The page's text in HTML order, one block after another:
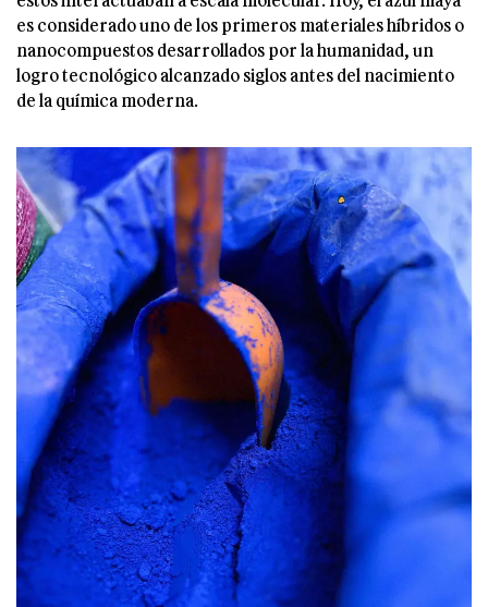
es considerado uno de los primeros materiales híbridos o
nanocompuestos desarrollados por la humanidad, un
logro tecnológico alcanzado siglos antes del nacimiento
de la química moderna.